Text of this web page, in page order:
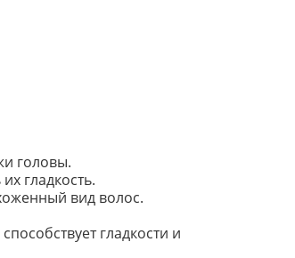
головы.
гладкость.
вид волос.
гладкости и